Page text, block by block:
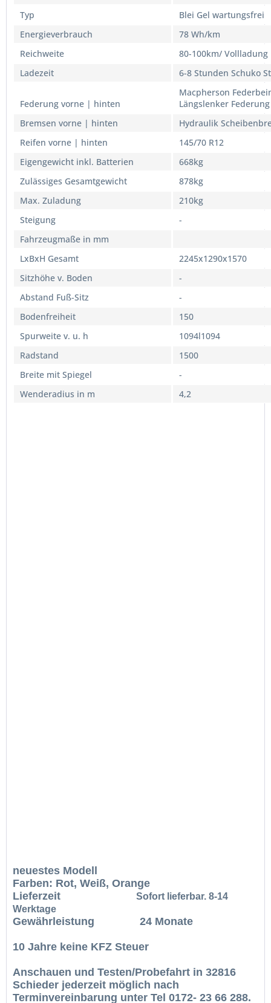
Typ
Blei Gel wartungsfrei
Energieverbrauch
78 Wh/km
Reichweite
80-100km/ Vollladung
Ladezeit
6-8 Stunden Schuko
Federung vorne | hinten
Macpherson
Längslenker Federung
Bremsen vorne | hinten
Hydraulik
Reifen vorne | hinten
145/70 R12
Eigengewicht inkl. Batterien
668kg
Zulässiges Gesamtgewicht
878kg
Max. Zuladung
210kg
Steigung
-
Fahrzeugmaße in mm
LxBxH Gesamt
2245x1290x1570
Sitzhöhe v. Boden
-
Abstand Fuß-Sitz
-
Bodenfreiheit
150
Spurweite v. u. h
1094l1094
Radstand
1500
Breite mit Spiegel
-
Wenderadius in m
4,2
neuestes Modell
Farben: Rot, Weiß, Orange
Lieferzeit Sofort lieferbar. 8-14
Werktage
Gewährleistung 24 Monate
10 Jahre keine KFZ Steuer
Anschauen und Testen/Probefahrt in 32816
Schieder jederzeit möglich nach
Terminvereinbarung unter Tel 0172- 23 66 288.